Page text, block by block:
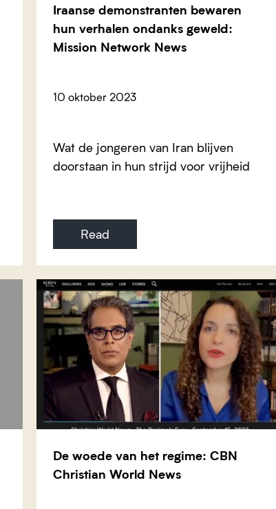
Iraanse demonstranten bewaren
hun verhalen ondanks geweld:
Mission Network News
10 oktober 2023
Wat de jongeren van Iran blijven
doorstaan in hun strijd voor vrijheid
Read
De woede van het regime: CBN
Christian World News